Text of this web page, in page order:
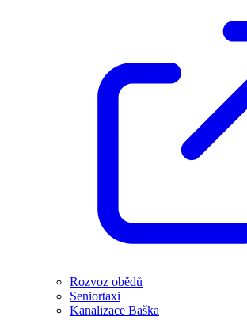
Rozvoz obědů
Seniortaxi
Kanalizace Baška